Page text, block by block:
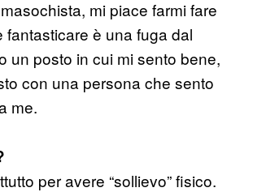
mi piace farmi fare
fantasticare è una fuga dal
un posto in cui mi sento bene,
con una persona che sento
me.
per avere “sollievo” fisico.